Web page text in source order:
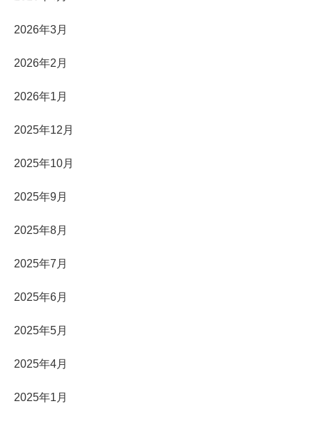
2026年3月
2026年2月
2026年1月
2025年12月
2025年10月
2025年9月
2025年8月
2025年7月
2025年6月
2025年5月
2025年4月
2025年1月